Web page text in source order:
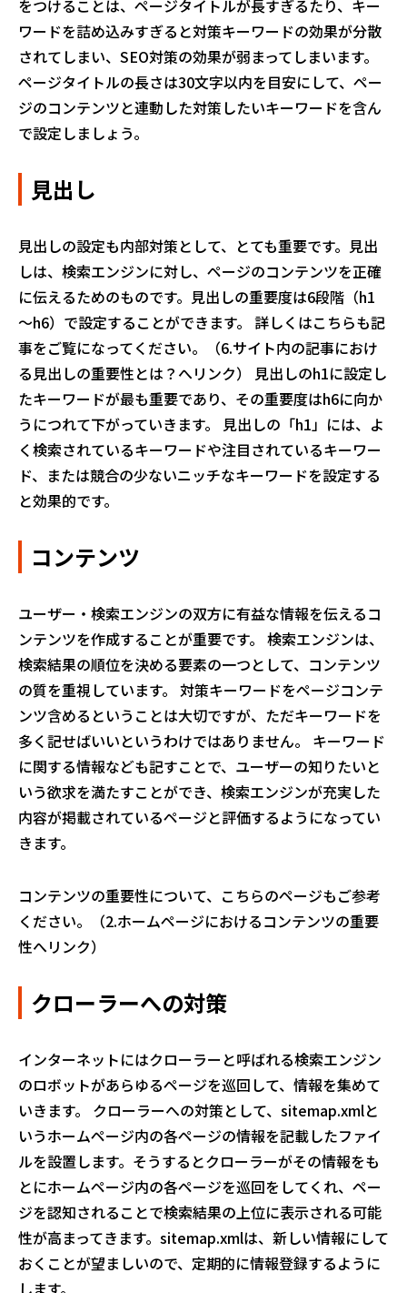
をつけることは、ページタイトルが長すぎるたり、キー
ワードを詰め込みすぎると対策キーワードの効果が分散
されてしまい、SEO対策の効果が弱まってしまいます。
ページタイトルの長さは30文字以内を目安にして、ペー
ジのコンテンツと連動した対策したいキーワードを含ん
で設定しましょう。
見出し
見出しの設定も内部対策として、とても重要です。見出
しは、検索エンジンに対し、ページのコンテンツを正確
に伝えるためのものです。見出しの重要度は6段階（h1
～h6）で設定することができます。 詳しくはこちらも記
事をご覧になってください。（6.サイト内の記事におけ
る見出しの重要性とは？へリンク） 見出しのh1に設定し
たキーワードが最も重要であり、その重要度はh6に向か
うにつれて下がっていきます。 見出しの「h1」には、よ
く検索されているキーワードや注目されているキーワー
ド、または競合の少ないニッチなキーワードを設定する
と効果的です。
コンテンツ
ユーザー・検索エンジンの双方に有益な情報を伝えるコ
ンテンツを作成することが重要です。 検索エンジンは、
検索結果の順位を決める要素の一つとして、コンテンツ
の質を重視しています。 対策キーワードをページコンテ
ンツ含めるということは大切ですが、ただキーワードを
多く記せばいいというわけではありません。 キーワード
に関する情報なども記すことで、ユーザーの知りたいと
いう欲求を満たすことができ、検索エンジンが充実した
内容が掲載されているページと評価するようになってい
きます。
コンテンツの重要性について、 こちらのページもご参考
ください。（2.ホームページにおけるコンテンツの重要
性へリンク）
クローラーへの対策
インターネットにはクローラーと呼ばれる検索エンジン
のロボットがあらゆるページを巡回して、情報を集めて
いきます。 クローラーへの対策として、sitemap.xmlと
いうホームページ内の各ページの情報を記載したファイ
ルを設置します。そうするとクローラーがその情報をも
とにホームページ内の各ページを巡回をしてくれ、ペー
ジを認知されることで検索結果の上位に表示される可能
性が高まってきます。sitemap.xmlは、新しい情報にして
おくことが望ましいので、定期的に情報登録するように
します。